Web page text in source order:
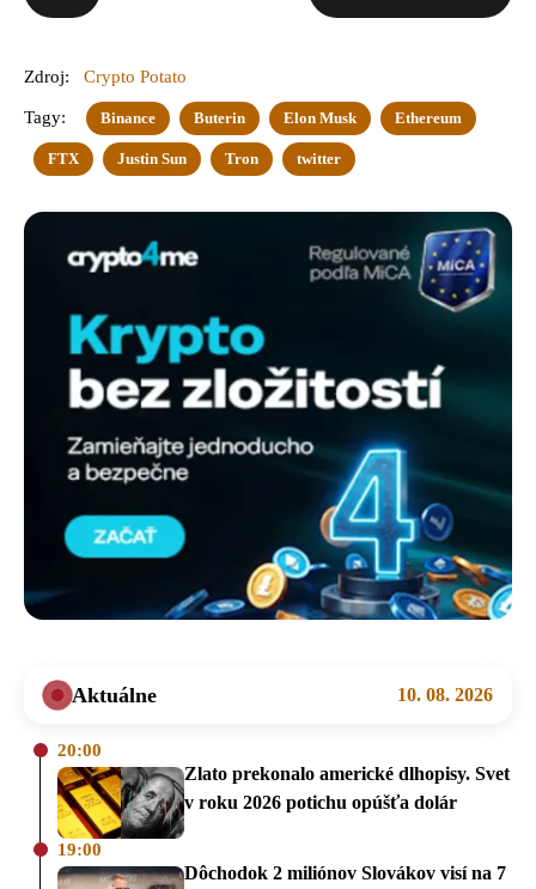
Zdroj: Crypto Potato
Tagy: Binance Buterin Elon Musk Ethereum
FTX Justin Sun Tron twitter
Aktuálne 10. 08. 2026
20:00
Zlato prekonalo americké dlhopisy. Svet
v roku 2026 potichu opúšťa dolár
19:00
Dôchodok 2 miliónov Slovákov visí na 7